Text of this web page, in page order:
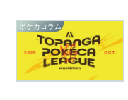
ポケカコラム